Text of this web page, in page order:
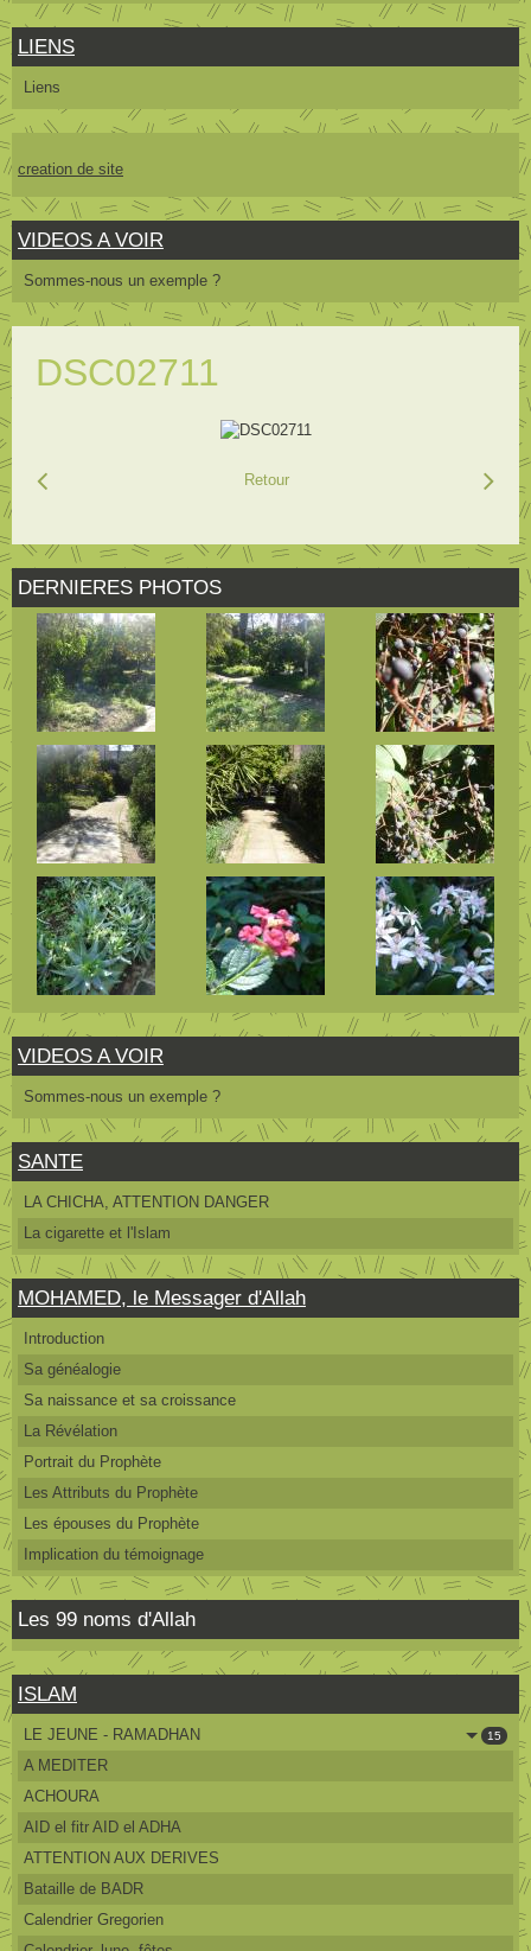
LIENS
Liens
creation de site
VIDEOS A VOIR
Sommes-nous un exemple ?
DSC02711
Retour
DERNIERES PHOTOS
VIDEOS A VOIR
Sommes-nous un exemple ?
SANTE
LA CHICHA, ATTENTION DANGER
La cigarette et l'Islam
MOHAMED, le Messager d'Allah
Introduction
Sa généalogie
Sa naissance et sa croissance
La Révélation
Portrait du Prophète
Les Attributs du Prophète
Les épouses du Prophète
Implication du témoignage
Les 99 noms d'Allah
ISLAM
LE JEUNE - RAMADHAN 15
A MEDITER
ACHOURA
AID el fitr AID el ADHA
ATTENTION AUX DERIVES
Bataille de BADR
Calendrier Gregorien